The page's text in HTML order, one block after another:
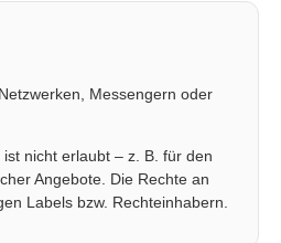
Messengern oder
ist nicht erlaubt – z. B. für den
Angebote. Die Rechte an
Labels bzw. Rechteinhabern.